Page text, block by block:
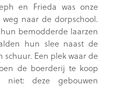
en Frieda was onze
naar de dorpschool.
bemodderde laarzen
hun slee naast de
Een plek waar de
de boerderij te koop
niet: deze gebouwen